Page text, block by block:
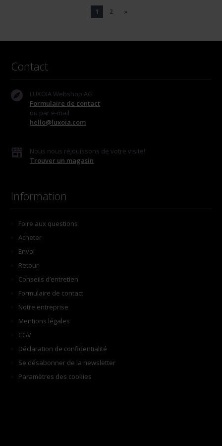
1 2 »
Contact
LUXOIA Webshop AG
Formulaire de contact
ou par e-mail
hello@luxoia.com
Nous nous réjouissons de votre visite!
Trouver un magasin
Information
Foire aux questions
Acheter
Envoi
Retour
Conseils d’entretien
Formulaire de contact
Notre entreprise
Mentions légales
CGV
Déclaration de confidentialité
Se désabonner de la newsletter
Paramètres des cookies